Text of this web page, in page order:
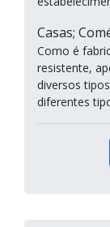
Casas;
Como é
resistente,
diversos
diferentes